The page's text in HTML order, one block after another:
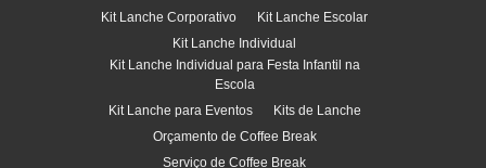
Kit Lanche Corporativo
Kit Lanche Escolar
Kit Lanche Individual
Kit Lanche Individual para Festa Infantil na
Escola
Kit Lanche para Eventos
Kits de Lanche
Orçamento de Coffee Break
Serviço de Coffee Break